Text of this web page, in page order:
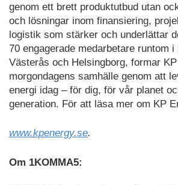
genom ett brett produktutbud utan
och lösningar inom finansiering,
logistik som stärker och underlättar
70 engagerade medarbetare runtom
Västerås och Helsingborg, formar
morgondagens samhälle genom att
energi idag – för dig, för vår planet
generation. För att läsa mer om KP
www.kpenergy.se.
Om 1KOMMA5: